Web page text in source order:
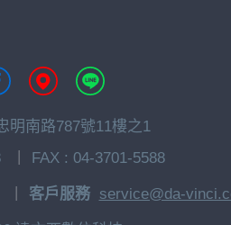
明南路787號11樓之1
FAX : 04-3701-5588
客戶服務 service@da-